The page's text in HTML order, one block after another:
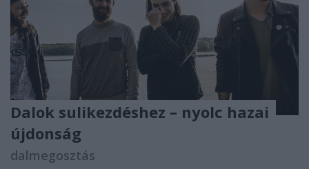
Dalok sulikezdéshez – nyolc hazai
újdonság
dalmegosztás